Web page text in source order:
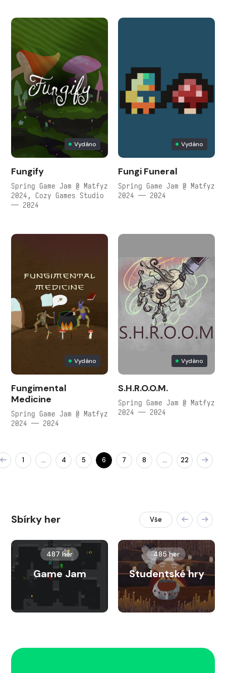
Vydáno
Fungify
Spring Game Jam @ Matfyz
2024, Cozy Games Studio
— 2024
Vydáno
Fungi Funeral
Spring Game Jam @ Matfyz
2024 — 2024
Vydáno
Fungimental
Medicine
Spring Game Jam @ Matfyz
2024 — 2024
Vydáno
S.H.R.O.O.M.
Spring Game Jam @ Matfyz
2024 — 2024
1 … 4 5 6 7 8 … 22
Sbírky her Vše
487 her
Game Jam
485 her
Studentské hry